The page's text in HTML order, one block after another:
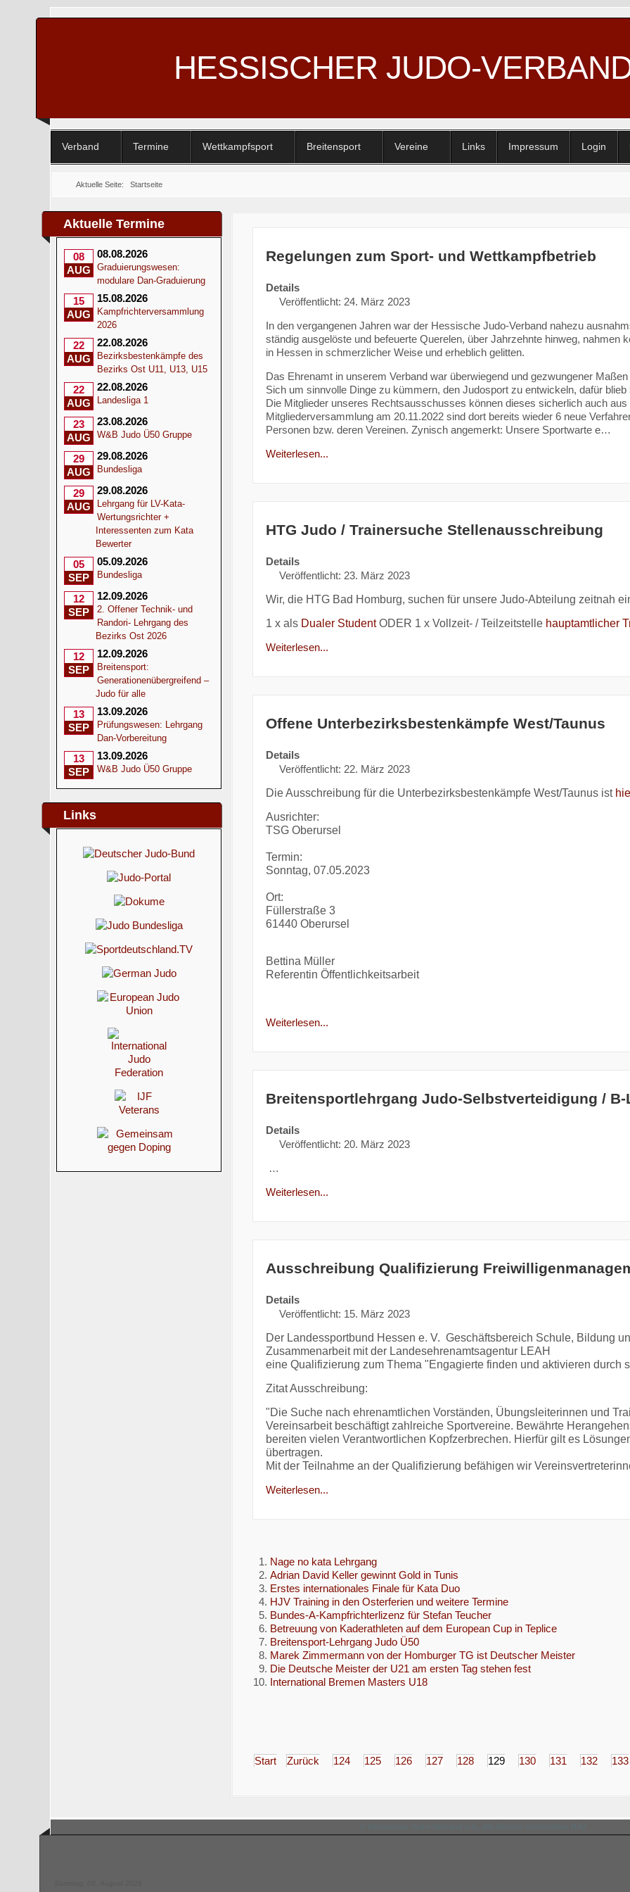
HESSISCHER JUDO-
Verband Termine Wettkampfsport Breitensport Vereine Links Impressum Login
Aktuelle Seite:Startseite
Aktuelle Termine
08
AUG
08.08.2026
Graduierungswesen:
modulare Dan-Graduierung
15
AUG
15.08.2026
Kampfrichterversammlung
2026
22
AUG
22.08.2026
Bezirksbestenkämpfe des
Bezirks Ost U11, U13, U15
22
AUG
22.08.2026
Landesliga 1
23
AUG
23.08.2026
W&B Judo Ü50 Gruppe
29
AUG
29.08.2026
Bundesliga
29
AUG
29.08.2026
Lehrgang für LV-Kata-
Wertungsrichter +
Interessenten zum Kata
Bewerter
05
SEP
05.09.2026
Bundesliga
12
SEP
12.09.2026
2. Offener Technik- und
Randori- Lehrgang des
Bezirks Ost 2026
12
SEP
12.09.2026
Breitensport:
Generationenübergreifend –
Judo für alle
13
SEP
13.09.2026
Prüfungswesen: Lehrgang
Dan-Vorbereitung
13
SEP
13.09.2026
W&B Judo Ü50 Gruppe
Links
Regelungen zum Sport- und Wettkampfbetrieb
Details
Veröffentlicht: 24. März 2023
In den vergangenen Jahren war der Hessische Judo-Verband nahezu
ständig ausgelöste und befeuerte Querelen, über Jahrzehnte hinweg, nahmen
in Hessen in schmerzlicher Weise und erheblich gelitten.
Das Ehrenamt in unserem Verband war überwiegend und gezwungener
Sich um sinnvolle Dinge zu kümmern, den Judosport zu entwickeln, dafür blieb
Die Mitglieder unseres Rechtsausschusses können dieses sicherlich auch
Mitgliederversammlung am 20.11.2022 sind dort bereits wieder 6 neue
Personen bzw. deren Vereinen. Zynisch angemerkt: Unsere Sportwarte e…
Weiterlesen...
HTG Judo / Trainersuche Stellenausschreibung
Details
Veröffentlicht: 23. März 2023
Wir, die HTG Bad Homburg, suchen für unsere Judo-Abteilung zeitnah
1 x als Dualer StudentODER 1 x Vollzeit- / Teilzeitstelle hauptamtlicher
Weiterlesen...
Offene Unterbezirksbestenkämpfe West/Taunus
Details
Veröffentlicht: 22. März 2023
Die Ausschreibung für die Unterbezirksbestenkämpfe West/Taunus ist
Ausrichter:
TSG Oberursel
Termin:
Sonntag, 07.05.2023
Ort:
Füllerstraße 3
61440 Oberursel
Bettina Müller
Referentin Öffentlichkeitsarbeit
Weiterlesen...
Breitensportlehrgang Judo-Selbstverteidigung / B-
Details
Veröffentlicht: 20. März 2023
…
Weiterlesen...
Ausschreibung Qualifizierung
Details
Veröffentlicht: 15. März 2023
Der Landessportbund Hessen e. V. Geschäftsbereich Schule, Bildung
Zusammenarbeit mit der Landesehrenamtsagentur LEAH
eine Qualifizierung zum Thema "Engagierte finden und aktivieren durch
Zitat Ausschreibung:
"Die Suche nach ehrenamtlichen Vorständen, Übungsleiterinnen und
Vereinsarbeit beschäftigt zahlreiche Sportvereine. Bewährte
bereiten vielen Verantwortlichen Kopfzerbrechen. Hierfür gilt es
übertragen.
Mit der Teilnahme an der Qualifizierung befähigen wir
Weiterlesen...
Nage no kata Lehrgang
Adrian David Keller gewinnt Gold in Tunis
Erstes internationales Finale für Kata Duo
HJV Training in den Osterferien und weitere Termine
Bundes-A-Kampfrichterlizenz für Stefan Teucher
Betreuung von Kaderathleten auf dem European Cup in Teplice
Breitensport-Lehrgang Judo Ü50
Marek Zimmermann von der Homburger TG ist Deutscher Meister
Die Deutsche Meister der U21 am ersten Tag stehen fest
International Bremen Masters U18
Start Zurück 124 125 126 127 128 129 130 131 132 133